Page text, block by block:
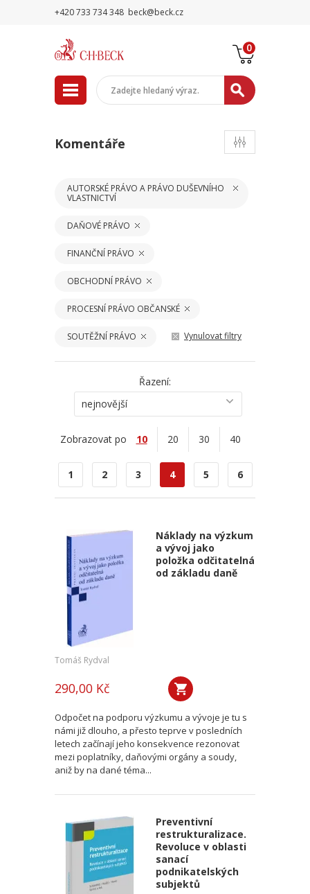
+420 733 734 348 beck@beck.cz
0
Komentáře
AUTORSKÉ PRÁVO A PRÁVO DUŠEVNÍHO
VLASTNICTVÍ
DAŇOVÉ PRÁVO
FINANČNÍ PRÁVO
OBCHODNÍ PRÁVO
PROCESNÍ PRÁVO OBČANSKÉ
SOUTĚŽNÍ PRÁVO Vynulovat filtry
Řazení:
nejnovější
Zobrazovat po 10 20 30 40
1 2 3 4 5 6
Náklady na výzkum
a vývoj jako
položka odčitatelná
od základu daně
Tomáš Rydval
290,00 Kč
Odpočet na podporu výzkumu a vývoje je tu s
námi již dlouho, a přesto teprve v posledních
letech začínají jeho konsekvence rezonovat
mezi poplatníky, daňovými orgány a soudy,
aniž by na dané téma...
Preventivní
restrukturalizace.
Revoluce v oblasti
sanací
podnikatelských
subjektů